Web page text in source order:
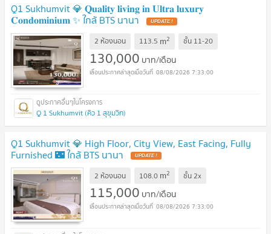
Q1 Sukhumvit 💎 𝐐𝐮𝐚𝐥𝐢𝐭𝐲 𝐥𝐢𝐯𝐢𝐧𝐠 𝐢𝐧 𝐔𝐥𝐭𝐫𝐚 𝐥𝐮𝐱𝐮𝐫𝐲
𝐂𝐨𝐧𝐝𝐨𝐦𝐢𝐧𝐢𝐮𝐦 ✨ ใกล้ BTS นานา
2 ห้องนอน 113.5 m2 ชั้น 11-20
130,000 บาท/เดือน
08/08/2026 7:33:00
Q 1 Sukhumvit (คิว 1 สุขุมวิท)
Q1 Sukhumvit 💎 High Floor, City View, East Facing, Fully
Furnished 🌃 ใกล้ BTS นานา
2 ห้องนอน 108.0 m2 ชั้น2x
115,000 บาท/เดือน
08/08/2026 7:33:00